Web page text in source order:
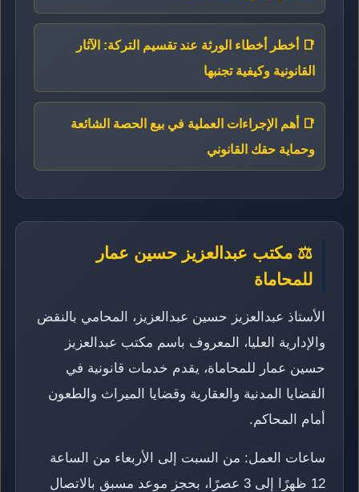
📑 أخطر أخطاء الورثة عند تقسيم التركة: الآثار
القانونية وكيفية تجنبها
📑 أهم الإجراءات العملية في بيع الحصة الشائعة
وحماية حقك القانوني
⚖️ مكتب عبدالعزيز حسين عمار
للمحاماة
الأستاذ عبدالعزيز حسين عبدالعزيز، المحامي بالنقض
والإدارية العليا، المعروف باسم مكتب عبدالعزيز
حسين عمار للمحاماة، يقدم خدمات قانونية في
القضايا المدنية والعقارية وقضايا الميراث والطعون
أمام المحاكم.
ساعات العمل: من السبت إلى الأربعاء من الساعة
12 ظهرًا إلى 3 عصرًا، بحجز موعد مسبق بالاتصال